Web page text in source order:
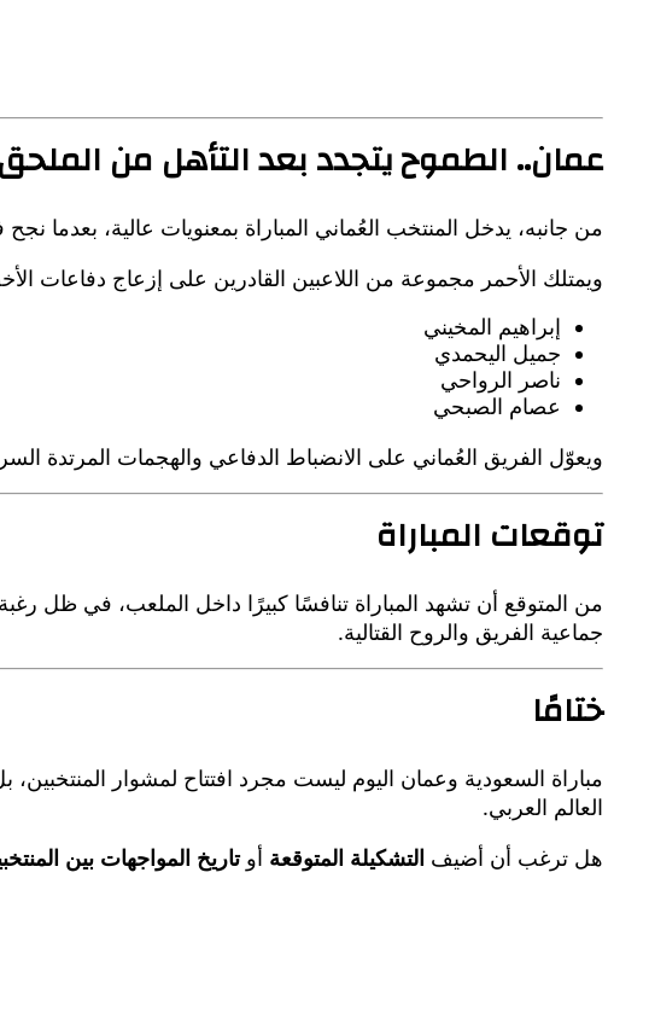
عمان.. الطموح يتجدد بعد التأهل من الملحق
من جانبه، يدخل المنتخب العُماني المباراة بمعنويات عالية، بعدما
ويمتلك الأحمر مجموعة من اللاعبين القادرين على إزعاج دفاعات
إبراهيم المخيني
جميل اليحمدي
ناصر الرواحي
عصام الصبحي
ويعوّل الفريق العُماني على الانضباط الدفاعي والهجمات المرتدة
توقعات المباراة
من المتوقع أن تشهد المباراة تنافسًا كبيرًا داخل الملعب، في ظل
جماعية الفريق والروح القتالية.
ختامًا
مباراة السعودية وعمان اليوم ليست مجرد افتتاح لمشوار المنتخبين،
العالم العربي.
هل ترغب أن أضيف التشكيلة المتوقعة أوتاريخ المواجهات بين